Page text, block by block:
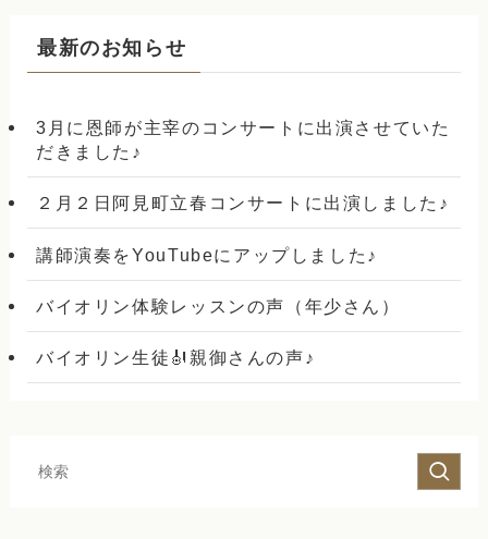
最新のお知らせ
3月に恩師が主宰のコンサートに出演させていた
だきました♪
２月２日阿見町立春コンサートに出演しました♪
講師演奏をYouTubeにアップしました♪
バイオリン体験レッスンの声（年少さん）
バイオリン生徒🎻親御さんの声♪